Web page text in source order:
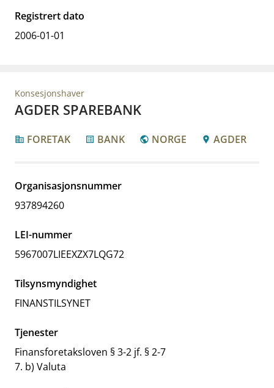
Registrert dato
2006-01-01
Konsesjonshaver
AGDER SPAREBANK
corporate_fare FORETAK list_alt BANK public NORGE location_pin AGDER
Organisasjonsnummer
937894260
LEI-nummer
5967007LIEEXZX7LQG72
Tilsynsmyndighet
FINANSTILSYNET
Tjenester
Finansforetaksloven § 3-2 jf. § 2-7
7. b) Valuta